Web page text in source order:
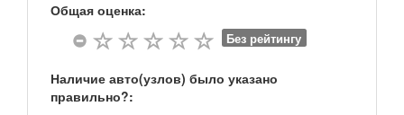
Общая оценка:
Без рейтингу
Наличие авто(узлов) было указано
правильно?: